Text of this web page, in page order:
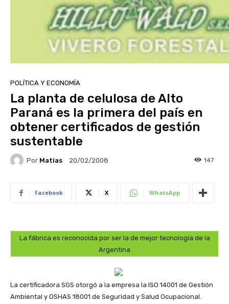
POLÍTICA Y ECONOMÍA
La planta de celulosa de Alto
Paraná es la primera del país en
obtener certificados de gestión
sustentable
Por Matias 20/02/2008 147
Facebook X WhatsApp
La fábrica es reconocida por ser la de mejor tecnología de la
Argentina
La certificadora SGS otorgó a la empresa la ISO 14001 de Gestión
Ambiental y OSHAS 18001 de Seguridad y Salud Ocupacional.